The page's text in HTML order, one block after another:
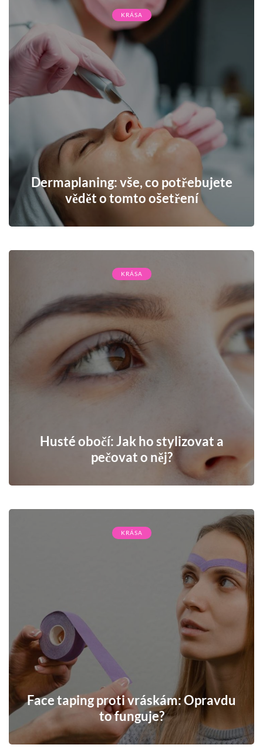
KRÁSA
Dermaplaning: vše, co potřebujete
vědět o tomto ošetření
KRÁSA
Husté obočí: Jak ho stylizovat a
pečovat o něj?
KRÁSA
Face taping proti vráskám: Opravdu
to funguje?